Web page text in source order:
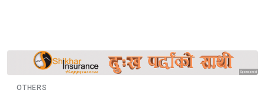
Sponsored
OTHERS